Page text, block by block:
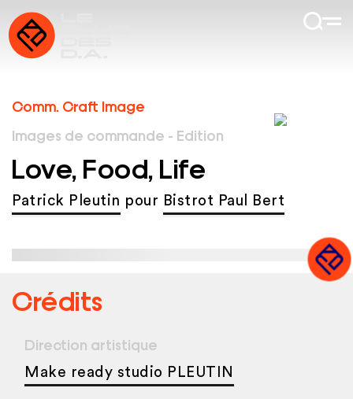
Comm. Craft Image
Images de commande - Edition
Love, Food, Life
Patrick Pleutin pour Bistrot Paul Bert
Crédits
Direction artistique
Make ready studio PLEUTIN